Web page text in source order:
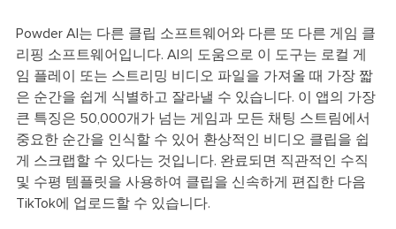
Powder AI는 다른 클립 소프트웨어와 다른 또 다른 게임 클
리핑 소프트웨어입니다. AI의 도움으로 이 도구는 로컬 게
임 플레이 또는 스트리밍 비디오 파일을 가져올 때 가장 짧
은 순간을 쉽게 식별하고 잘라낼 수 있습니다. 이 앱의 가장
큰 특징은 50,000개가 넘는 게임과 모든 채팅 스트림에서
중요한 순간을 인식할 수 있어 환상적인 비디오 클립을 쉽
게 스크랩할 수 있다는 것입니다. 완료되면 직관적인 수직
및 수평 템플릿을 사용하여 클립을 신속하게 편집한 다음
TikTok에 업로드할 수 있습니다.